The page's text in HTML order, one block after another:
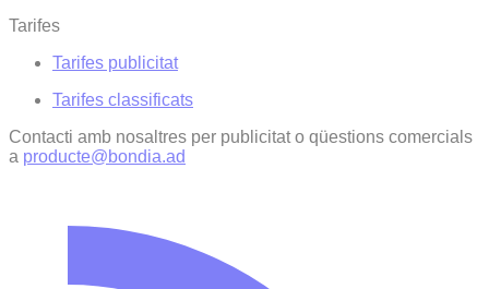
Tarifes
Tarifes publicitat
Tarifes classificats
Contacti amb nosaltres per publicitat o qüestions comercials
a producte@bondia.ad